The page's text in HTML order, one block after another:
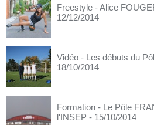
Freestyle - Alice
12/12/2014
Vidéo - Les débuts du
18/10/2014
Formation - Le Pôle
l'INSEP - 15/10/2014